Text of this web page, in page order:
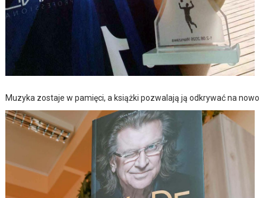
Muzyka zostaje w pamięci, a książki pozwalają ją odkrywać na nowo